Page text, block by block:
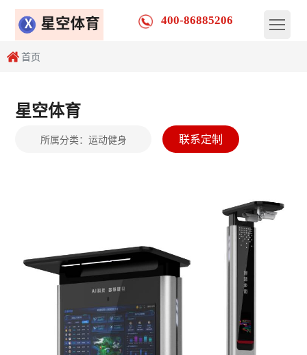
400-86885206
首页
星空体育
所属分类： 运动健身 联系定制